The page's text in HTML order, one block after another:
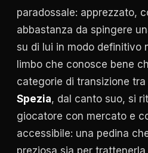
paradossale: apprezzato,
abbastanza da spingere
su di lui in modo definitivo
limbo che conosce bene
categorie di transizione tra
Spezia, dal canto suo, si
giocatore con mercato e
accessibile: una pedina